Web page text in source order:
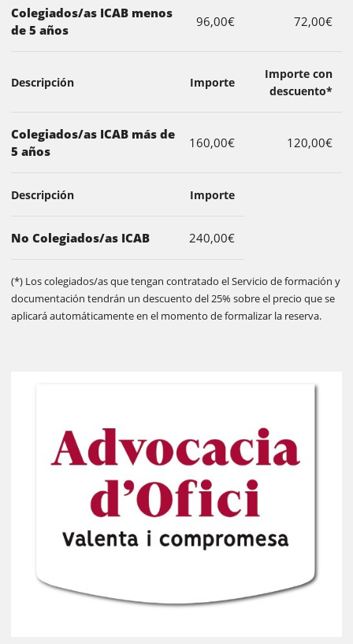
Colegiados/as ICAB menos
de 5 años
96,00€ 72,00€
Descripción Importe
Importe con
descuento*
Colegiados/as ICAB más de
5 años
160,00€ 120,00€
Descripción Importe
No Colegiados/as ICAB 240,00€
(*) Los colegiados/as que tengan contratado el Servicio de formación y
documentación tendrán un descuento del 25% sobre el precio que se
aplicará automáticamente en el momento de formalizar la reserva.